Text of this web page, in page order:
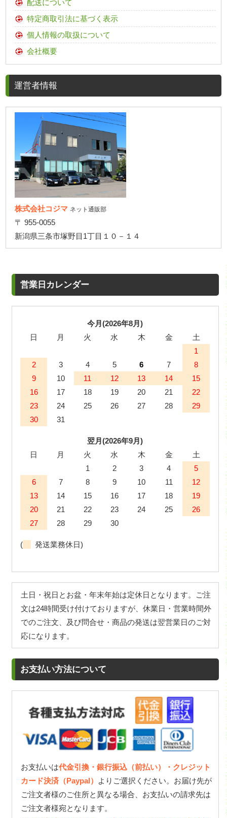
配送について
特定商取引法に基づく表示
個人情報の取扱について
会社概要
運営者情報
株式会社コジマ ネット通販部
〒 955-0055
新潟県三条市塚野目1丁目１０－１４
営業日カレンダー
今月(2026年8月)
日
月 火 水 木 金
土
1
2
3 4 5 6 7
8
9
10 11 12 13 14
15
16
17 18 19 20 21
22
23
24 25 26 27 28
29
30
31
翌月(2026年9月)
日
月 火 水 木 金
土
1
2 3 4
5
6
7 8 9 10 11
12
13
14 15 16 17 18
19
20
21 22 23 24 25
26
27
28 29 30
( 発送業務休日)
土日・祝日とお盆・年末年始は定休日となります。ご注
文は24時間受け付けておりますが、休業日・営業時間外
でのご注文、及び問合せ・商品の発送は翌営業日のご対
応になります。
お支払い方法について
お支払いは代金引換・銀行振込（前払い）・クレジット
カード決済（Paypal）
よりご選択ください。お届け先が
ご注文者様のご住所と異なる場合、お支払いの請求先は
ご注文者様宛となります。